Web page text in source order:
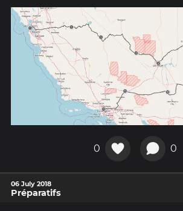
0 0
06 July 2018
Préparatifs